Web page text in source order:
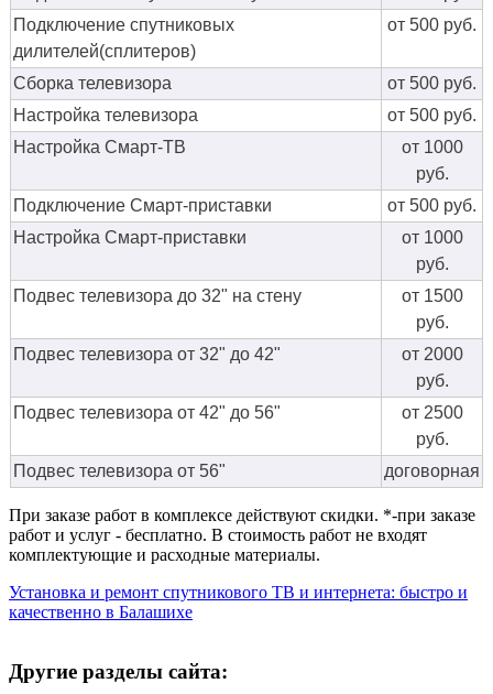
Подключение спутниковых
дилителей(сплитеров)
от 500 руб.
Сборка телевизора
от 500 руб.
Настройка телевизора
от 500 руб.
Настройка Смарт-ТВ
от 1000
руб.
Подключение Смарт-приставки
от 500 руб.
Настройка Смарт-приставки
от 1000
руб.
Подвес телевизора до 32" на стену
от 1500
руб.
Подвес телевизора от 32" до 42"
от 2000
руб.
Подвес телевизора от 42" до 56"
от 2500
руб.
Подвес телевизора от 56"
договорная
При заказе работ в комплексе действуют скидки. *-при заказе
работ и услуг - бесплатно. В стоимость работ не входят
комплектующие и расходные материалы.
Установка и ремонт спутникового ТВ и интернета: быстро и
качественно в Балашихе
Другие разделы сайта: